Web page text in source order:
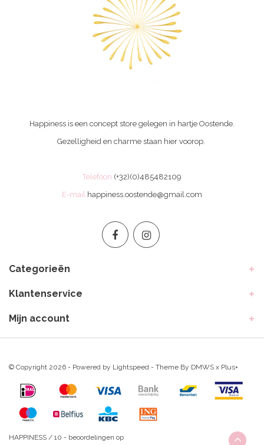
Happiness is een concept store gelegen in hartje Oostende.
Gezelligheid en charme staan hier voorop.
Telefoon (+32)(0)485482109
E-mail happiness.oostende@gmail.com
Categorieën
Klantenservice
Mijn account
© Copyright 2026 - Powered by Lightspeed - Theme By DMWS x Plus+
HAPPINESS / 10 - beoordelingen op